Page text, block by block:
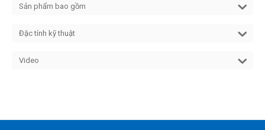
Sản phẩm bao gồm
Đặc tính kỹ thuật
Video